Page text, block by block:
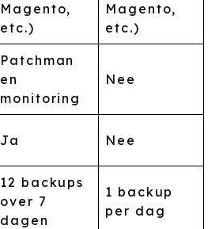
Magento,
etc.)
Magento,
etc.)
Patchman
en
monitoring
Nee
Ja Nee
12 backups
over 7
dagen
1 backup
per dag